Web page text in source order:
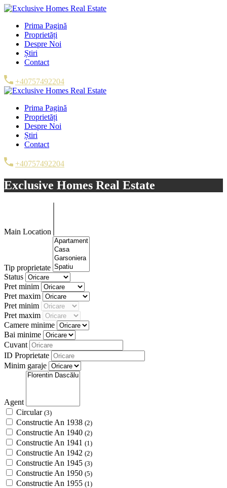
Prima Pagină
Proprietăți
Despre Noi
Știri
Contact
+40757492204
Prima Pagină
Proprietăți
Despre Noi
Știri
Contact
+40757492204
Exclusive Homes Real Estate
Main Location
Tip proprietate
Status
Pret minim
Pret maxim
Pret minim
Pret maxim
Camere minime
Bai minime
Cuvant
ID Proprietate
Minim garaje
Agent
Circular (3)
Constructie An 1938 (2)
Constructie An 1940 (2)
Constructie An 1941 (1)
Constructie An 1942 (2)
Constructie An 1945 (3)
Constructie An 1950 (5)
Constructie An 1955 (1)